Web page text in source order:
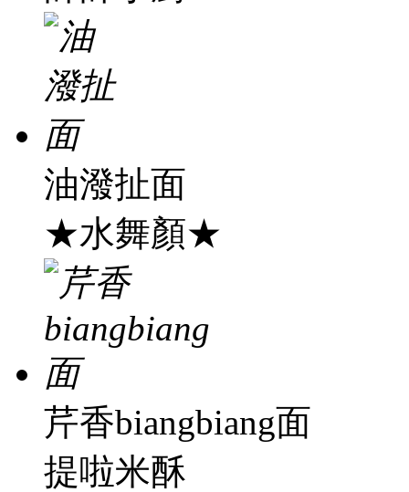
油潑扯面
★水舞顏★
芹香biangbiang面
提啦米酥